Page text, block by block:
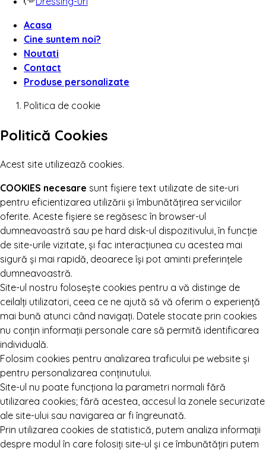
Acasa
Cine suntem noi?
Noutati
Contact
Produse personalizate
Politica de cookie
Politică Cookies
Acest site utilizează cookies.
COOKIES necesare sunt fișiere text utilizate de site-uri
pentru eficientizarea utilizării și îmbunătățirea serviciilor
oferite. Aceste fișiere se regăsesc în browser-ul
dumneavoastră sau pe hard disk-ul dispozitivului, în funcție
de site-urile vizitate, și fac interacțiunea cu acestea mai
sigură și mai rapidă, deoarece își pot aminti preferințele
dumneavoastră.
Site-ul nostru folosește cookies pentru a vă distinge de
ceilalți utilizatori, ceea ce ne ajută să vă oferim o experiență
mai bună atunci când navigați. Datele stocate prin cookies
nu conțin informații personale care să permită identificarea
individuală.
Folosim cookies pentru analizarea traficului pe website și
pentru personalizarea conținutului.
Site-ul nu poate funcționa la parametri normali fără
utilizarea cookies; fără acestea, accesul la zonele securizate
ale site-ului sau navigarea ar fi îngreunată.
Prin utilizarea cookies de statistică, putem analiza informații
despre modul în care folosiți site-ul și ce îmbunătățiri putem